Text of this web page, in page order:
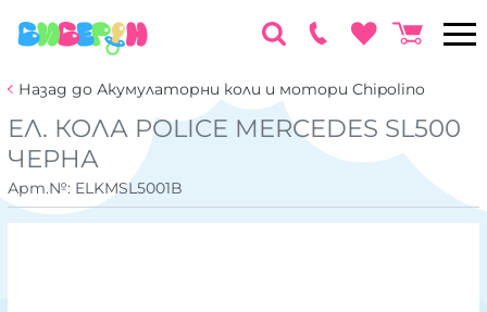
Назад до Акумулаторни коли и мотори Chipolino
ЕЛ. КОЛА POLICE MERCEDES SL500
ЧЕРНА
Арт.№: ELKMSL5001B